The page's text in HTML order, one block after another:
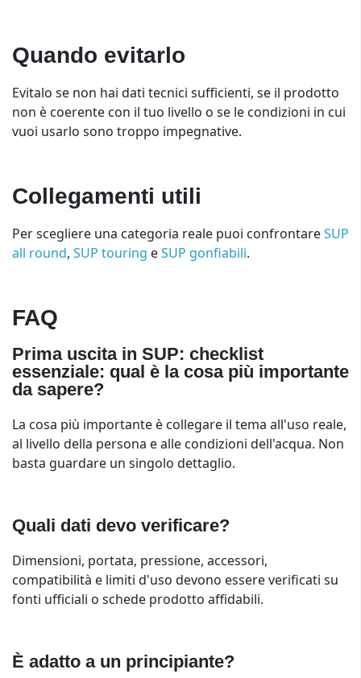
Quando evitarlo
Evitalo se non hai dati tecnici sufficienti, se il prodotto
non è coerente con il tuo livello o se le condizioni in cui
vuoi usarlo sono troppo impegnative.
Collegamenti utili
Per scegliere una categoria reale puoi confrontareSUP
all round, SUP touring eSUP gonfiabili.
FAQ
Prima uscita in SUP: checklist
essenziale: qual è la cosa più importante
da sapere?
La cosa più importante è collegare il tema all'uso reale,
al livello della persona e alle condizioni dell'acqua. Non
basta guardare un singolo dettaglio.
Quali dati devo verificare?
Dimensioni, portata, pressione, accessori,
compatibilità e limiti d'uso devono essere verificati su
fonti ufficiali o schede prodotto affidabili.
È adatto a un principiante?